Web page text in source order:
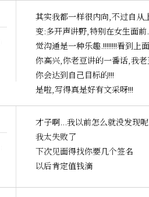
其实我都一样很内向,不过自从
变:多开声讲野,特别在女生面
觉沟通是一种乐趣.!!!!!!!!看到上
你高兴,你老豆讲的一番话,我
你会达到自己目标的!!!
是啦,写得真是好有文采呀!!!
才子啊...我以前怎么就没发现呢
我太失败了
下次见面得找你要几个签名
以后肯定值钱滴